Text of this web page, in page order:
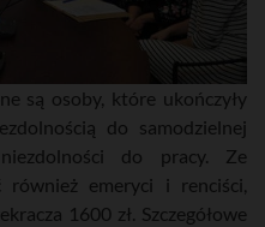
są osoby, które ukończyły
do samodzielnej
do pracy. Ze
również emeryci i renciści,
1600 zł. Szczegółowe